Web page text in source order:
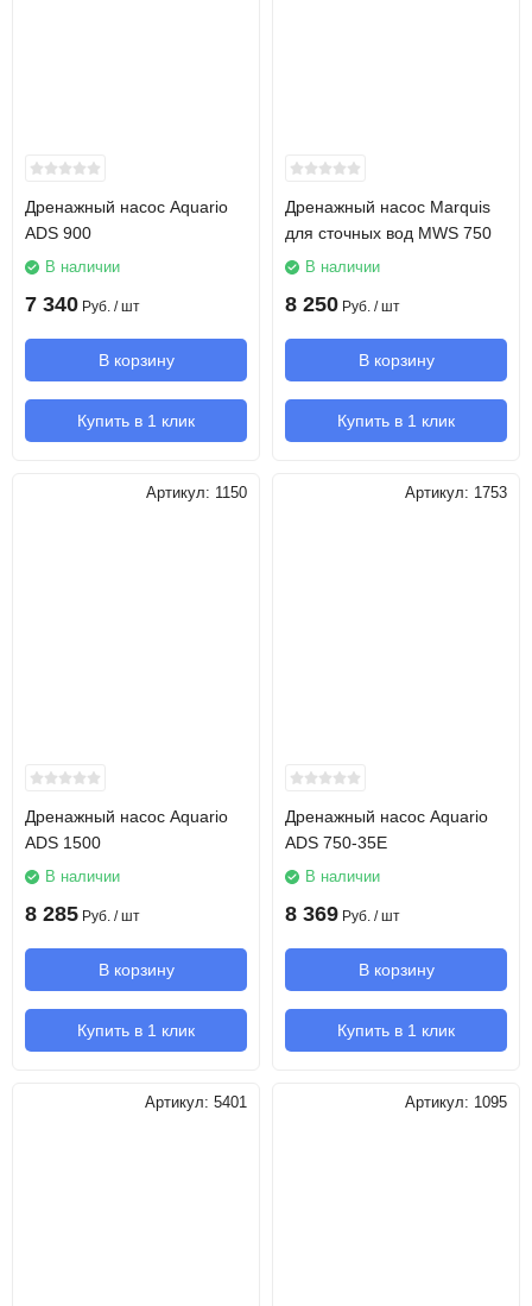
Дренажный насос Aquario
ADS 900
В наличии
7 340 Руб. / шт
В корзину
Купить в 1 клик
Дренажный насос Marquis
для сточных вод MWS 750
В наличии
8 250 Руб. / шт
В корзину
Купить в 1 клик
Артикул: 1150
Дренажный насос Aquario
ADS 1500
В наличии
8 285 Руб. / шт
В корзину
Купить в 1 клик
Артикул: 1753
Дренажный насос Aquario
ADS 750-35E
В наличии
8 369 Руб. / шт
В корзину
Купить в 1 клик
Артикул: 5401 Артикул: 1095